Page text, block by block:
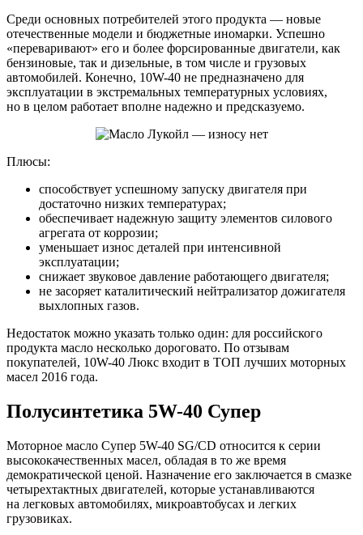
Среди основных потребителей этого продукта — новые
отечественные модели и бюджетные иномарки. Успешно
«переваривают» его и более форсированные двигатели, как
бензиновые, так и дизельные, в том числе и грузовых
автомобилей. Конечно, 10W-40 не предназначено для
эксплуатации в экстремальных температурных условиях,
но в целом работает вполне надежно и предсказуемо.
Плюсы:
способствует успешному запуску двигателя при
достаточно низких температурах;
обеспечивает надежную защиту элементов силового
агрегата от коррозии;
уменьшает износ деталей при интенсивной
эксплуатации;
снижает звуковое давление работающего двигателя;
не засоряет каталитический нейтрализатор дожигателя
выхлопных газов.
Недостаток можно указать только один: для российского
продукта масло несколько дороговато. По отзывам
покупателей, 10W-40 Люкс входит в ТОП лучших моторных
масел 2016 года.
Полусинтетика 5W-40 Супер
Моторное масло Супер 5W-40 SG/CD относится к серии
высококачественных масел, обладая в то же время
демократической ценой. Назначение его заключается в смазке
четырехтактных двигателей, которые устанавливаются
на легковых автомобилях, микроавтобусах и легких
грузовиках.